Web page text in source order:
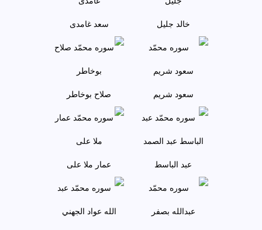
خالد جليل سعد غامدی
سعود شريم صلاح بوخاطر
عبد الباسط عمار ملا علی